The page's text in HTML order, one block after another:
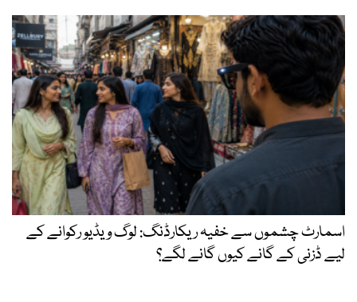
اسمارٹ چشموں سے خفیہ ریکارڈنگ: لوگ ویڈیو رکوانے کے
لیے ڈزنی کے گانے کیوں گانے لگے؟